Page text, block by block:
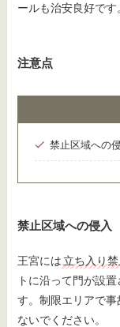
ールも治安良好です
注意点
禁止区域への
禁止区域への侵入
王宮には 立ち入り
トに沿って門が設
す。制限エリアで
ないでください。